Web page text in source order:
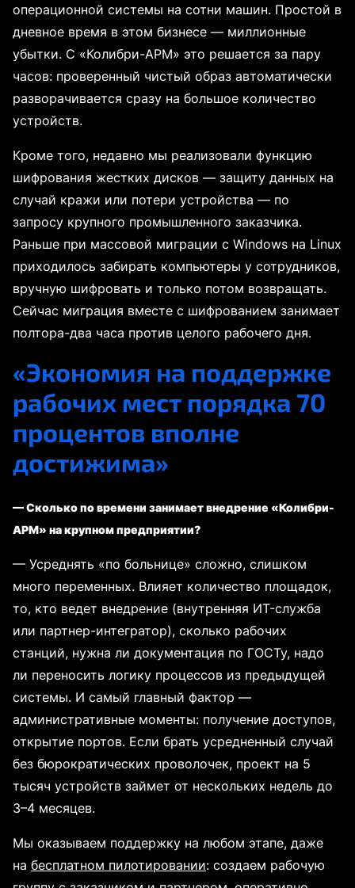
операционной системы на сотни машин. Простой в
дневное время в этом бизнесе — миллионные
убытки. С «Колибри-АРМ» это решается за пару
часов: проверенный чистый образ автоматически
разворачивается сразу на большое количество
устройств.
Кроме того, недавно мы реализовали функцию
шифрования жестких дисков — защиту данных на
случай кражи или потери устройства — по
запросу крупного промышленного заказчика.
Раньше при массовой миграции с Windows на Linux
приходилось забирать компьютеры у сотрудников,
вручную шифровать и только потом возвращать.
Сейчас миграция вместе с шифрованием занимает
полтора-два часа против целого рабочего дня.
«Экономия на поддержке
рабочих мест порядка 70
процентов вполне
достижима»
— Сколько по времени занимает внедрение «Колибри-
АРМ» на крупном предприятии?
— Усреднять «по больнице» сложно, слишком
много переменных. Влияет количество площадок,
то, кто ведет внедрение (внутренняя ИT-служба
или партнер-интегратор), сколько рабочих
станций, нужна ли документация по ГОСТу, надо
ли переносить логику процессов из предыдущей
системы. И самый главный фактор —
административные моменты: получение доступов,
открытие портов. Если брать усредненный случай
без бюрократических проволочек, проект на 5
тысяч устройств займет от нескольких недель до
3–4 месяцев.
Мы оказываем поддержку на любом этапе, даже
на бесплатном пилотировании: создаем рабочую